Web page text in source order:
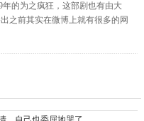
年的为之疯狂，这部剧也有由大
之前其实在微博上就有很多的网